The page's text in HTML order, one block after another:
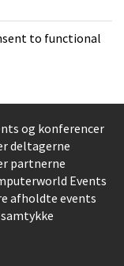
to functional
og konferencer
deltagerne
partnerne
Events
afholdte events